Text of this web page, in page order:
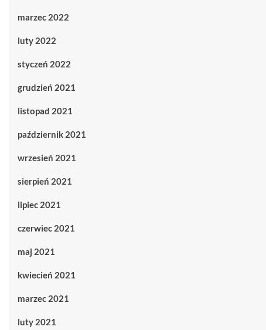
marzec 2022
luty 2022
styczeń 2022
grudzień 2021
listopad 2021
październik 2021
wrzesień 2021
sierpień 2021
lipiec 2021
czerwiec 2021
maj 2021
kwiecień 2021
marzec 2021
luty 2021